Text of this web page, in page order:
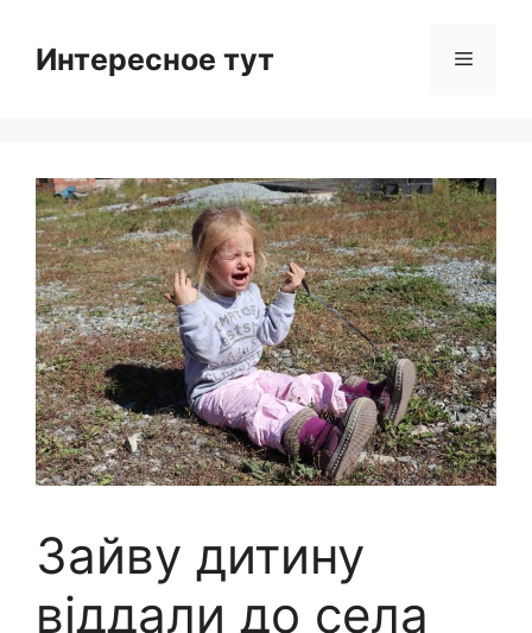
contentИнтересное тут Menu
Зайву дитину
віддали до села